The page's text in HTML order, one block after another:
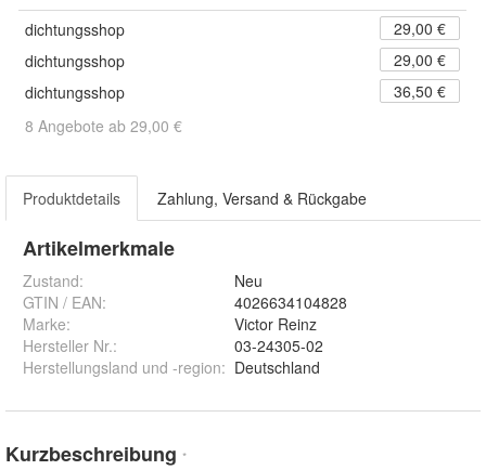
dichtungsshop
29,00 €
dichtungsshop
29,00 €
dichtungsshop
36,50 €
8 Angebote ab 29,00 €
Produktdetails Zahlung, Versand & Rückgabe
Artikelmerkmale
Zustand:
Neu
GTIN / EAN:
4026634104828
Marke:
Victor Reinz
Hersteller Nr.:
03-24305-02
Herstellungsland und -region: Deutschland
Kurzbeschreibung *